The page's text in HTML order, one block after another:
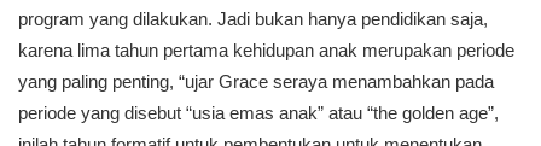
program yang dilakukan. Jadi bukan hanya pendidikan saja,
karena lima tahun pertama kehidupan anak merupakan periode
yang paling penting, “ujar Grace seraya menambahkan pada
periode yang disebut “usia emas anak” atau “the golden age”,